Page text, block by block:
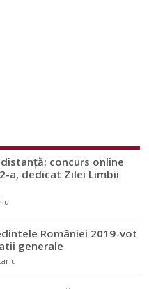
concurs online
a, dedicat Zilei Limbii
României 2019-vot
generale